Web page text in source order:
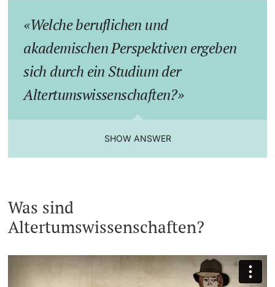
Welche beruflichen und
akademischen Perspektiven ergeben
sich durch ein Studium der
Altertumswissenschaften?
SHOW ANSWER
Was sind
Altertumswissenschaften?